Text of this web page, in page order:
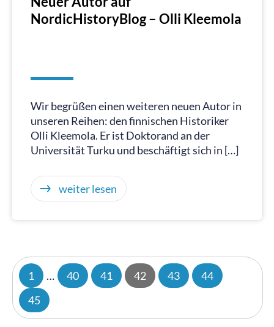
NordicHistoryBlog – Olli Kleemola
Wir begrüßen einen weiteren neuen Autor in
unseren Reihen: den finnischen Historiker
Olli Kleemola. Er ist Doktorand an der
Universität Turku und beschäftigt sich in […]
weiter lesen
1 … 40 41 42 43
44
45